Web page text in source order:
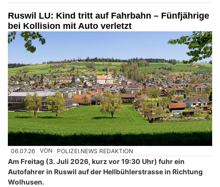
Ruswil LU: Kind tritt auf Fahrbahn – Fünfjährige
bei Kollision mit Auto verletzt
06.07.26 VON POLIZEI.NEWS REDAKTION
Am Freitag (3. Juli 2026, kurz vor 19:30 Uhr) fuhr ein
Autofahrer in Ruswil auf der Hellbühlerstrasse in Richtung
Wolhusen.